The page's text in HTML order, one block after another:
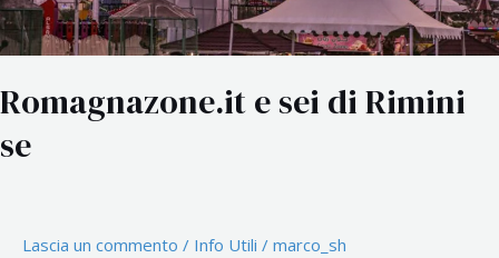
Romagnazone.it e sei di Rimini
se
Lascia un commento / Info Utili / marco_sh